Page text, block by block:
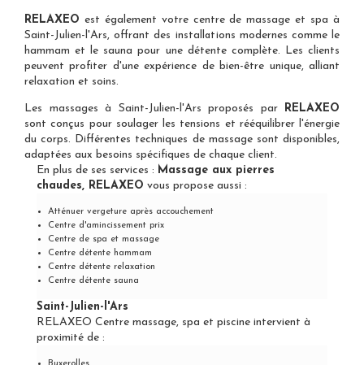
RELAXEO est également votre centre de massage et spa à
Saint-Julien-l'Ars, offrant des installations modernes comme le
hammam et le sauna pour une détente complète. Les clients
peuvent profiter d'une expérience de bien-être unique, alliant
relaxation et soins.
Les massages à Saint-Julien-l'Ars proposés par
RELAXEO
sont conçus pour soulager les tensions et rééquilibrer l'énergie
du corps. Différentes techniques de massage sont disponibles,
adaptées aux besoins spécifiques de chaque client.
En plus de ses services : Massage aux pierres
chaudes, RELAXEO vous propose aussi :
Atténuer vergeture après accouchement
Centre d'amincissement prix
Centre de spa et massage
Centre détente hammam
Centre détente relaxation
Centre détente sauna
Saint-Julien-l'Ars
RELAXEO Centre massage, spa et piscine intervient à
proximité de :